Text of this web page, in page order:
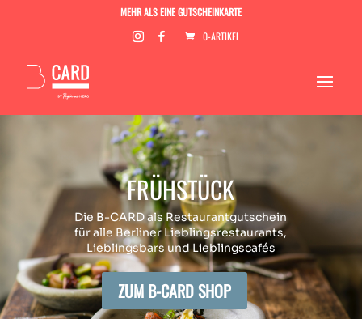
MEHR ALS EINE GUTSCHEINKARTE
0-ARTIKEL
FRÜHSTÜCK
Die B-CARD als Restaurantgutschein
für alle Berliner Lieblingsrestaurants,
Lieblingsbars und Lieblingscafés
ZUM B-CARD SHOP